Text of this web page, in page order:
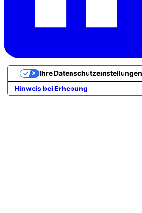
Hinweis bei Erhebung
Ihre Datenschutzeinstellungen